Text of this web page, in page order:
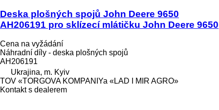
Deska plošných spojů John Deere 9650
AH206191 pro sklízecí mlátičku John Deere 9650
Cena na vyžádání
Náhradní díly - deska plošných spojů
AH206191
Ukrajina, m. Kyiv
TOV «TORGOVA KOMPANIYa «LAD I MIR AGRO»
Kontakt s dealerem